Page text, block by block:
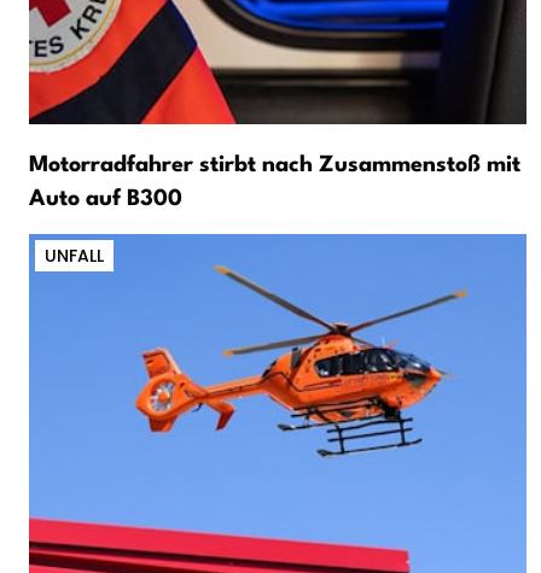
Motorradfahrer stirbt nach Zusammenstoß mit
Auto auf B300
UNFALL